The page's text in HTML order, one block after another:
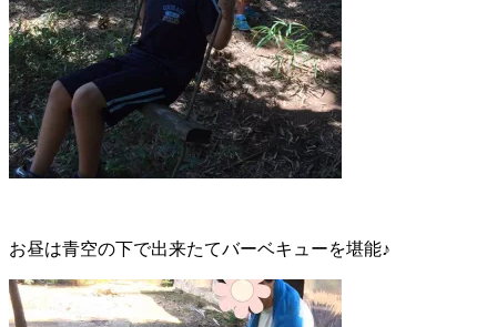
お昼は青空の下で出来たてバーベキューを堪能♪